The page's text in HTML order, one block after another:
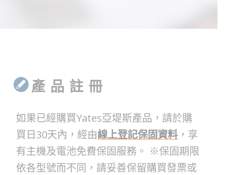
產 品 註 冊
如果已經購買Yates亞堤斯產品，請於購
買日30天內，經由線上登記保固資料 ， 享
有主機及電池免費保固服務。 ※保固期限
依各型號而不同，請妥善保留購買發票或